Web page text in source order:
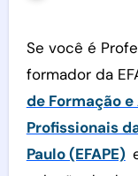
Se você é Professor e quer se tornar um
formador da
de Formação
Profissionais
Paulo (EFAPE)